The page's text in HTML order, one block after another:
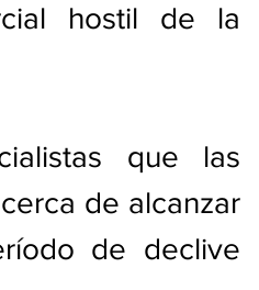
hostil de la
que las
de alcanzar
de declive